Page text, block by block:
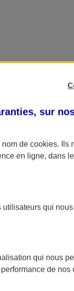
sur
nom de cookies. Ils
en ligne, dans
utilisateurs qui
qui nous
de nos